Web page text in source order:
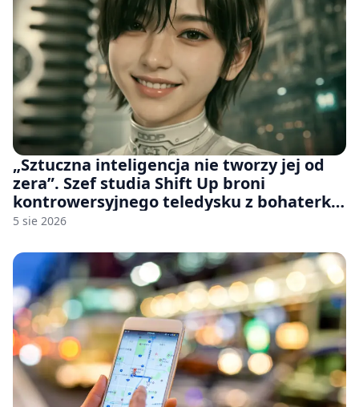
„Sztuczna inteligencja nie tworzy jej od
zera”. Szef studia Shift Up broni
kontrowersyjnego teledysku z bohaterką
Stellar Blade: Blood Rain
5 sie 2026